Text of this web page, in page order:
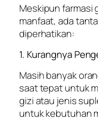
Meskipun farmasi
manfaat, ada
diperhatikan:
1. Kurangnya
Masih banyak
saat tepat untuk
gizi atau jenis
untuk kebutuhan